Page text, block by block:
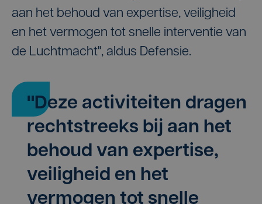
aan het behoud van expertise, veiligheid
en het vermogen tot snelle interventie van
de Luchtmacht", aldus Defensie.
"Deze activiteiten dragen
rechtstreeks bij aan het
behoud van expertise,
veiligheid en het
vermogen tot snelle